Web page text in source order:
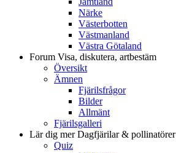
Närke
Västerbotten
Västmanland
Västra Götaland
Forum Visa, diskutera, artbestäm
Översikt
Ämnen
Fjärilsfrågor
Bilder
Allmänt
Fjärilsgalleri
Lär dig merDagfjärilar & pollinatörer
Quiz